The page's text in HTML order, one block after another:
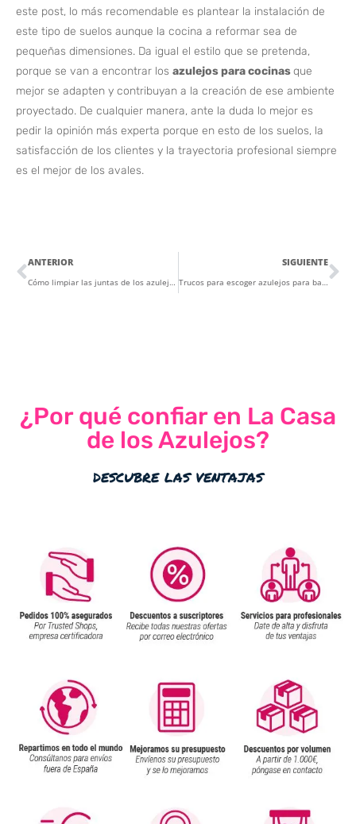
este post, lo más recomendable es plantear la instalación de
este tipo de suelos aunque la cocina a reformar sea de
pequeñas dimensiones. Da igual el estilo que se pretenda,
porque se van a encontrar los azulejos para cocinasque
mejor se adapten y contribuyan a la creación de ese ambiente
proyectado. De cualquier manera, ante la duda lo mejor es
pedir la opinión más experta porque en esto de los suelos, la
satisfacción de los clientes y la trayectoria profesional siempre
es el mejor de los avales.
ANTERIOR
Cómo limpiar las juntas de los azulejos para cocina
SIGUIENTE
Trucos para escoger azulejos para baños y cocinas
¿Por qué confiar en La Casa
de los Azulejos?
descubre las ventajas